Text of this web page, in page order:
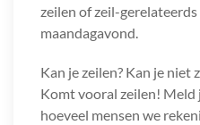
zeilen of zeil-
maandagavond.
Kan je zeilen? Kan je niet
Komt vooral zeilen! Meld
hoeveel mensen we